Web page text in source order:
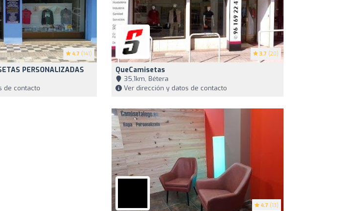
4.7 (141)
PERSONALIZADAS
de contacto
3.7 (20)
QueCamisetas
35,1km, Bétera
Ver dirección y datos de contacto
4.7 (13)